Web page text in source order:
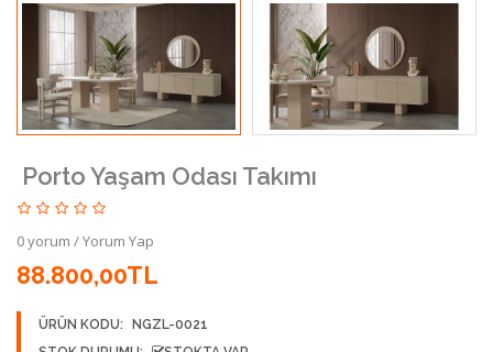
Porto Yaşam Odası Takımı
0 yorum /Yorum Yap
88.800,00TL
ÜRÜN KODU:
NGZL-0021